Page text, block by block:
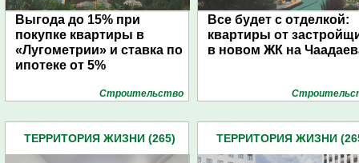
Выгода до 15% при
покупке квартиры в
«Лугометрии» и ставка по
ипотеке от 5%
Строительство
Все будет с отделкой:
квартиры от
в новом ЖК на
ТЕРРИТОРИЯ ЖИЗНИ (265) ТЕРРИТОРИЯ ЖИЗНИ